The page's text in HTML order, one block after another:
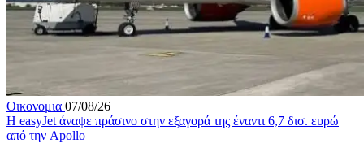
Οικονομια 07/08/26
Η easyJet άναψε πράσινο στην εξαγορά της έναντι 6,7 δισ. ευρώ
από την Apollo